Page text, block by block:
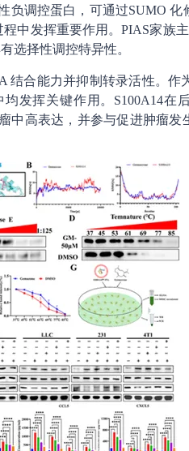
负调控蛋白，可通过SUMO 化
中发挥重要作用。PIAS家族
选择性调控特异性。
结合能力并抑制转录活性。作
发挥关键作用。S100A14在
中高表达，并参与促进肿瘤发